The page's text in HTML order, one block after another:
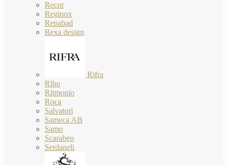
Recor
Reginox
Repabad
Rexa design
Rifra
Riho
Ritmonio
Roca
Salvatori
Sameca AB
Samo
Scarabeo
Serdaneli